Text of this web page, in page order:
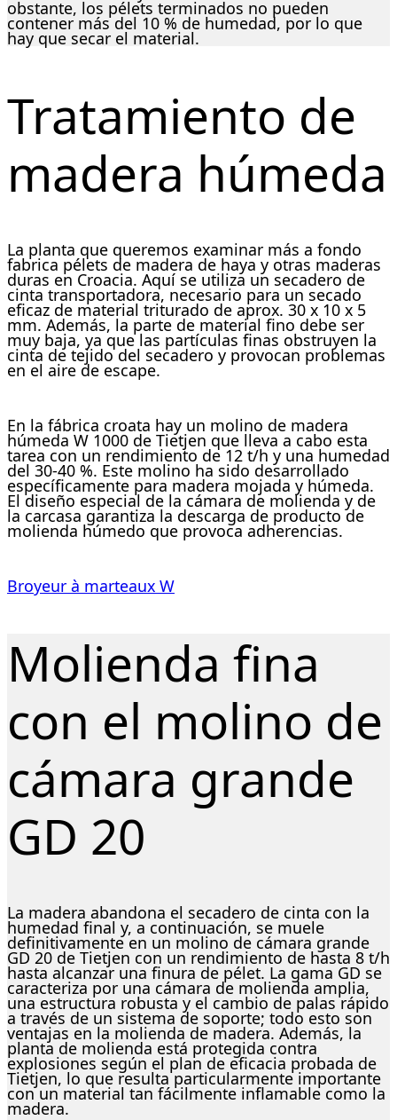
obstante, los pélets terminados no pueden
contener más del 10 % de humedad, por lo que
hay que secar el material.
Tratamiento de
madera húmeda
La planta que queremos examinar más a fondo
fabrica pélets de madera de haya y otras maderas
duras en Croacia. Aquí se utiliza un secadero de
cinta transportadora, necesario para un secado
eficaz de material triturado de aprox. 30 x 10 x 5
mm. Además, la parte de material fino debe ser
muy baja, ya que las partículas finas obstruyen la
cinta de tejido del secadero y provocan problemas
en el aire de escape.
En la fábrica croata hay un molino de madera
húmeda W 1000 de Tietjen que lleva a cabo esta
tarea con un rendimiento de 12 t/h y una humedad
del 30-40 %. Este molino ha sido desarrollado
específicamente para madera mojada y húmeda.
El diseño especial de la cámara de molienda y de
la carcasa garantiza la descarga de producto de
molienda húmedo que provoca adherencias.
Broyeur à marteaux W
Molienda fina
con el molino de
cámara grande
GD 20
La madera abandona el secadero de cinta con la
humedad final y, a continuación, se muele
definitivamente en un molino de cámara grande
GD 20 de Tietjen con un rendimiento de hasta 8 t/h
hasta alcanzar una finura de pélet. La gama GD se
caracteriza por una cámara de molienda amplia,
una estructura robusta y el cambio de palas rápido
a través de un sistema de soporte; todo esto son
ventajas en la molienda de madera. Además, la
planta de molienda está protegida contra
explosiones según el plan de eficacia probada de
Tietjen, lo que resulta particularmente importante
con un material tan fácilmente inflamable como la
madera.